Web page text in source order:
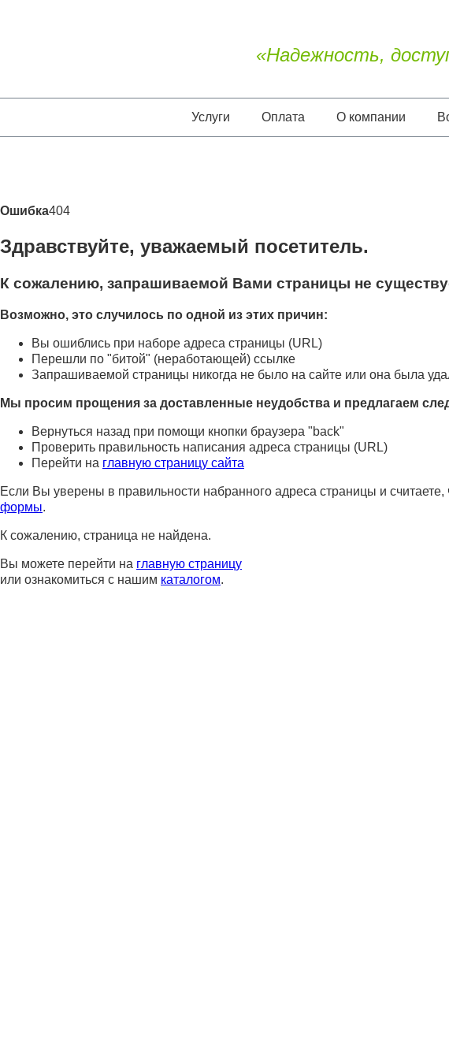
«Надежность,
Услуги Оплата О компании
Ошибка404
Здравствуйте, уважаемый посетитель.
К сожалению, запрашиваемой Вами страницы не
Возможно, это случилось по одной из этих причин:
Вы ошиблись при наборе адреса страницы (URL)
Перешли по "битой" (неработающей) ссылке
Запрашиваемой страницы никогда не было на сайте или она была
Мы просим прощения за доставленные неудобства и предлагаем
Вернуться назад при помощи кнопки браузера "back"
Проверить правильность написания адреса страницы (URL)
Перейти на главную страницу сайта
Если Вы уверены в правильности набранного адреса страницы и
формы.
К сожалению, страница не найдена.
Вы можете перейти на главную страницу
или ознакомиться с нашим каталогом.